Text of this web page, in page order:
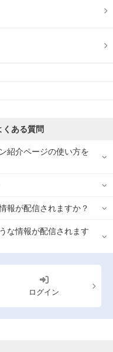
ある質問
紹介ページの使い方を
報が配信されますか？
な情報が配信されます
ログイン